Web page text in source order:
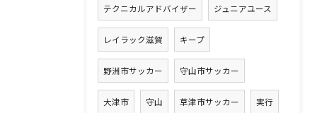
テクニカルアドバイザー ジュニアユース
レイラック滋賀 キープ
野洲市サッカー 守山市サッカー
大津市 守山 草津市サッカー 実行